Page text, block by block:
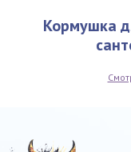
Кормушка